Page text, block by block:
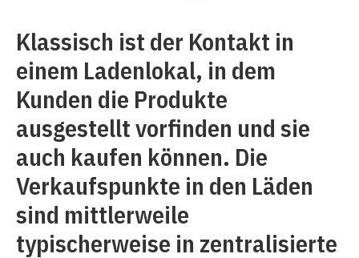
Klassisch ist der Kontakt in
einem Ladenlokal, in dem
Kunden die Produkte
ausgestellt vorfinden und sie
auch kaufen können. Die
Verkaufspunkte in den Läden
sind mittlerweile
typischerweise in zentralisierte